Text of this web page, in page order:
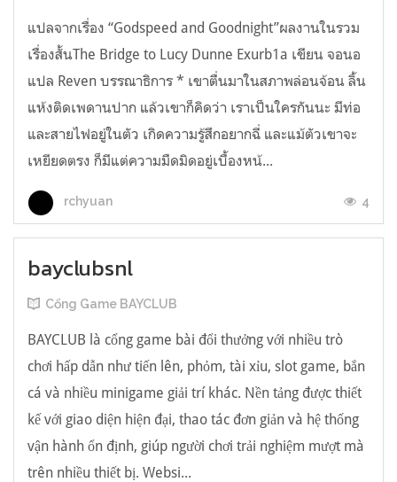
แปลจากเรื่อง “Godspeed and Goodnight”ผลงานในรวม
เรื่องสั้นThe Bridge to Lucy Dunne Exurb1a เขียน จอนอ
แปล Reven บรรณาธิการ * เขาตื่นมาในสภาพล่อนจ้อน ลิ้น
แห้งติดเพดานปาก แล้วเขาก็คิดว่า เราเป็นใครกันนะ มีท่อ
และสายไฟอยู่ในตัว เกิดความรู้สึกอยากฉี่ และแม้ตัวเขาจะ
เหยียดตรง ก็มีแต่ความมืดมิดอยู่เบื้องหน้...
rchyuan 4
bayclubsnl
Cổng Game BAYCLUB
BAYCLUB là cổng game bài đổi thưởng với nhiều trò
chơi hấp dẫn như tiến lên, phỏm, tài xỉu, slot game, bắn
cá và nhiều minigame giải trí khác. Nền tảng được thiết
kế với giao diện hiện đại, thao tác đơn giản và hệ thống
vận hành ổn định, giúp người chơi trải nghiệm mượt mà
trên nhiều thiết bị. Websi...